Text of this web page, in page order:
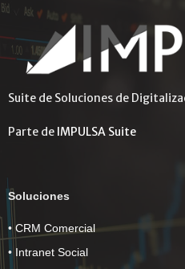
Suite de Soluciones de
Parte de IMPULSA Suite
Soluciones
• CRM Comercial
•Intranet Social